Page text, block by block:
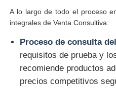
A lo largo de todo el proceso
integrales de Venta Consultiva:
Proceso de consulta
requisitos de prueba y
recomiende productos
precios competitivos